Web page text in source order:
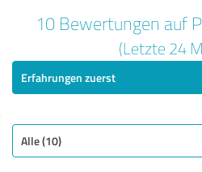
SEHR GUT
Nutzen
Leistungen
10 Bewertungen auf
(Letzte 24
Erfahrungen zuerst
Alle (10)